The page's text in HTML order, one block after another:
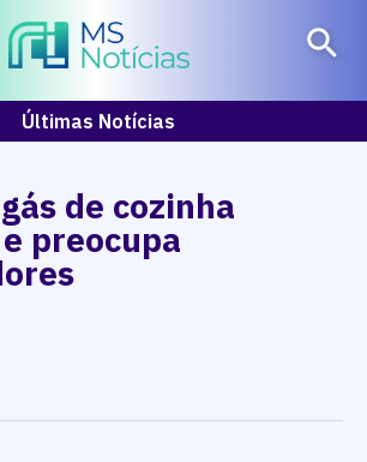
Últimas Notícias
de cozinha
preocupa